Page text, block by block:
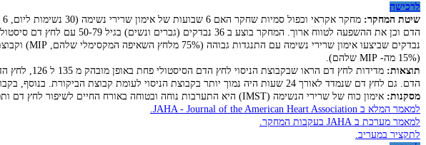
לרכישה
שיטת המחקר:
(15% מה- MIP שלהם).
תוצאות:
הדם. גם לחץ דם שנמדד לאורך 24 שעות היה נמוך יותר בקבוצת הניסוי לעומת קבוצת הביקורת. בנוסף, בקבוצת הביקורת היה שיפור בתפקוד האנדותל, זמינות NO ולחץ חימצוני.
מסקנות: אימון כוח של שרירי הנשימה (IMST) היא התערבות נוחה ובטוחה באורח החיים לשיפור לחץ דם ותפקוד אנדותל בגברים בגיל העמידה וקשישים עם יתר לחץ דם סיסטולי.
למאמר המלא ב JAHA - Journal of the American Heart Association.
למאמר מערכת ב JAHA בעקבות המחקר.
לתקציר במעריב.